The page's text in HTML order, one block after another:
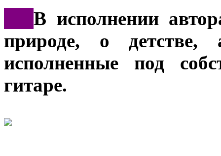
В исполнении
природе, о детстве,
исполненные под
гитаре.